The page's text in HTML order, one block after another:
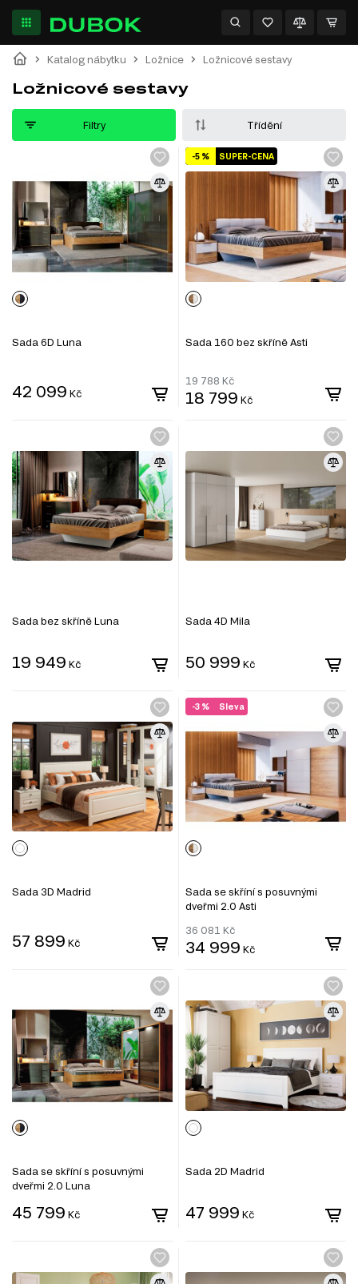
Katalog nábytku Ložnice Ložnicové sestavy
Ložnicové sestavy
Filtry Třídění
Sada 6D Luna
42 099 Kč
SUPER-CENA
-5 %
Sada 160 bez skříně Asti
19 788 Kč
18 799 Kč
Sada bez skříně Luna
19 949 Kč
Sada 4D Mila
50 999 Kč
Sada 3D Madrid
57 899 Kč
Sleva
-3 %
Sada se skříní s posuvnými
dveřmi 2.0 Asti
36 081 Kč
34 999 Kč
Sada se skříní s posuvnými
dveřmi 2.0 Luna
45 799 Kč
Sada 2D Madrid
47 999 Kč